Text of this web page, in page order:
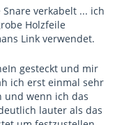
verkabelt ... ich
Holzfeile
Link verwendet.
gesteckt und mir
ich erst einmal sehr
und wenn ich das
lauter als das